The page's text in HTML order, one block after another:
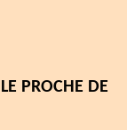
PROCHE DE